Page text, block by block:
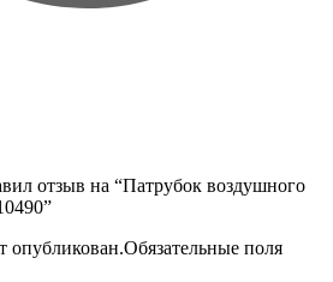
отзыв на “Патрубок воздушного
опубликован.Обязательные поля